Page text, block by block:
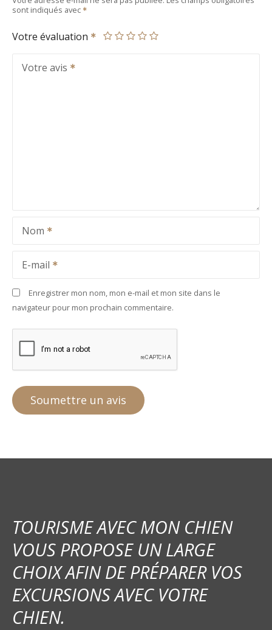
sont indiqués avec
Votre évaluation
Votre avis
Nom
E-mail
Enregistrer mon nom, mon e-mail et mon site dans le
navigateur pour mon prochain commentaire.
TOURISME AVEC MON CHIEN
VOUS PROPOSE UN LARGE
CHOIX AFIN DE PRÉPARER VOS
EXCURSIONS AVEC VOTRE
CHIEN.